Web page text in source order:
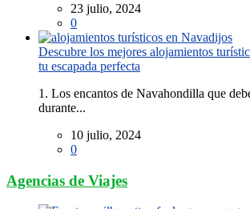
23 julio, 2024
0
Descubre los mejores alojamientos
tu escapada perfecta
1. Los encantos de Navahondilla que
durante...
10 julio, 2024
0
Agencias de Viajes